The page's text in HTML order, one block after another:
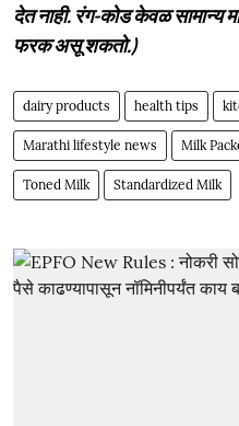
देत नाही. रंग-कोड केवळ सामान्य
फरक असू शकतो.)
dairy products health tips
Marathi lifestyle news Milk
Toned Milk Standardized Milk